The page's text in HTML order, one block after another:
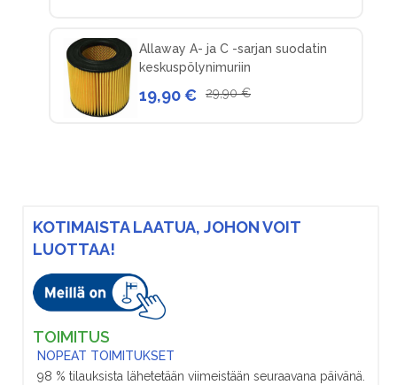
KOTIMAISTA LAATUA, JOHON VOIT
LUOTTAA!
TOIMITUS
NOPEAT TOIMITUKSET
98 % tilauksista lähetetään viimeistään seuraavana päivänä.
Allaway A- ja C -sarjan suodatin
keskuspölynimuriin
19,90 € 29,90 €